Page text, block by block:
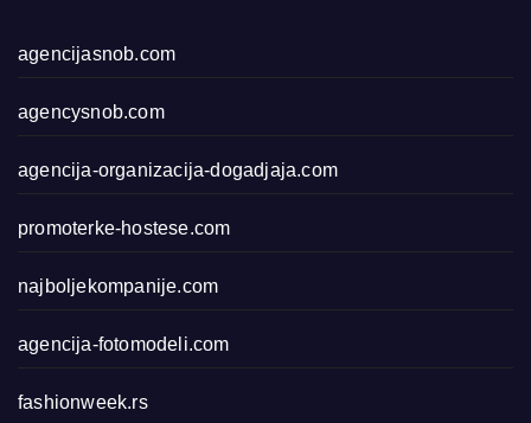
agencijasnob.com
agencysnob.com
agencija-organizacija-dogadjaja.com
promoterke-hostese.com
najboljekompanije.com
agencija-fotomodeli.com
fashionweek.rs